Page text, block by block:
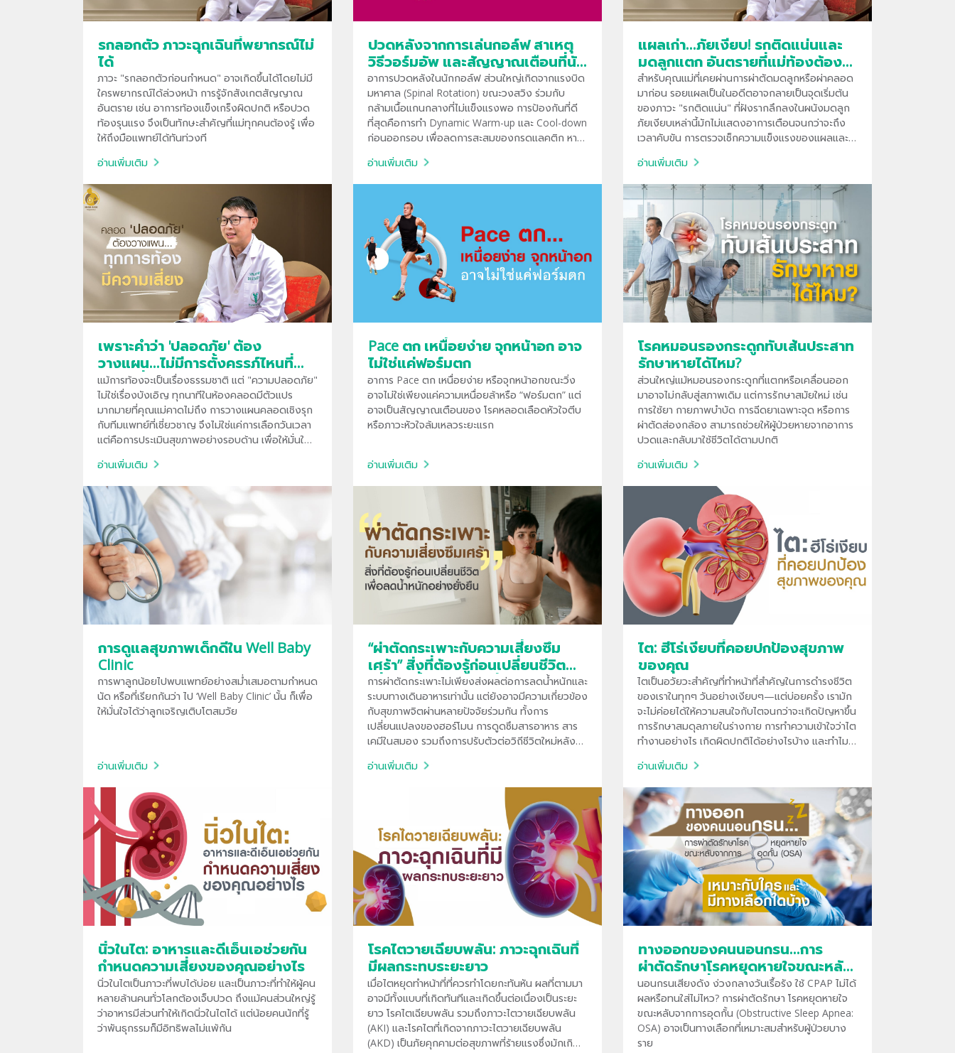
รกลอกตัว ภาวะฉุกเฉินที่พยากรณ์ไม่
ได้
ภาวะ "รกลอกตัวก่อนกำหนด" อาจเกิดขึ้นได้โดยไม่มี
ใครพยากรณ์ได้ล่วงหน้า การรู้จักสังเกตสัญญาณ
อันตราย เช่น อาการท้องแข็งเกร็งผิดปกติ หรือปวด
ท้องรุนแรง จึงเป็นทักษะสำคัญที่แม่ทุกคนต้องรู้ เพื่อ
ให้ถึงมือแพทย์ได้ทันท่วงที
อ่านเพิ่มเติม
ปวดหลังจากการเล่นกอล์ฟ สาเหตุ
วิธีวอร์มอัพ และสัญญาณเตือนที่นัก
กอล์ฟต้องระวัง
อาการปวดหลังในนักกอล์ฟ ส่วนใหญ่เกิดจากแรงบิด
มหาศาล (Spinal Rotation) ขณะวงสวิง ร่วมกับ
กล้ามเนื้อแกนกลางที่ไม่แข็งแรงพอ การป้องกันที่ดี
ที่สุดคือการทำ Dynamic Warm-up และ Cool-down
ก่อนออกรอบ เพื่อลดการสะสมของกรดแลคติก หาก
อาจเป็นสัญญาณของหมอนรองกระดูกทับเส้น
ประสาท
อ่านเพิ่มเติม
แผลเก่า...ภัยเงียบ! รกติดแน่นและ
มดลูกแตก อันตรายที่แม่ท้องต้อง
ระวัง
สำหรับคุณแม่ที่เคยผ่านการผ่าตัดมดลูกหรือผ่าคลอด
มาก่อน รอยแผลเป็นในอดีตอาจกลายเป็นจุดเริ่มต้น
ของภาวะ "รกติดแน่น" ที่ฝังรากลึกลงในผนังมดลูก
ภัยเงียบเหล่านี้มักไม่แสดงอาการเตือนจนกว่าจะถึง
เวลาคับขัน การตรวจเช็กความแข็งแรงของแผลและ
เป็นกุญแจสำคัญที่ช่วยลดความเสี่ยงจากการตก
เลือดรุนแรง
อ่านเพิ่มเติม
เพราะคำว่า 'ปลอดภัย' ต้อง
วางแผน...ไม่มีการตั้งครรภ์ไหนที่
ความเสี่ยงเป็นศูนย์
แม้การท้องจะเป็นเรื่องธรรมชาติ แต่ "ความปลอดภัย"
ไม่ใช่เรื่องบังเอิญ ทุกนาทีในห้องคลอดมีตัวแปร
มากมายที่คุณแม่คาดไม่ถึง การวางแผนคลอดเชิงรุก
กับทีมแพทย์ที่เชี่ยวชาญ จึงไม่ใช่แค่การเลือกวันเวลา
แต่คือการประเมินสุขภาพอย่างรอบด้าน เพื่อให้มั่นใจ
ปลอดภัยที่สุด
อ่านเพิ่มเติม
Pace ตก เหนื่อยง่าย จุกหน้าอก อาจ
ไม่ใช่แค่ฟอร์มตก
อาการ Pace ตก เหนื่อยง่าย หรือจุกหน้าอกขณะวิ่ง
อาจไม่ใช่เพียงแค่ความเหนื่อยล้าหรือ “ฟอร์มตก” แต่
อาจเป็นสัญญาณเตือนของ โรคหลอดเลือดหัวใจตีบ
หรือภาวะหัวใจล้มเหลวระยะแรก
อ่านเพิ่มเติม
โรคหมอนรองกระดูกทับเส้นประสาท
รักษาหายได้ไหม?
ส่วนใหญ่แม้หมอนรองกระดูกที่แตกหรือเคลื่อนออก
มาอาจไม่กลับสู่สภาพเดิม แต่การรักษาสมัยใหม่ เช่น
การใช้ยา กายภาพบำบัด การฉีดยาเฉพาะจุด หรือการ
ผ่าตัดส่องกล้อง สามารถช่วยให้ผู้ป่วยหายจากอาการ
ปวดและกลับมาใช้ชีวิตได้ตามปกติ
อ่านเพิ่มเติม
การดูแลสุขภาพเด็กดีใน Well Baby
Clinic
การพาลูกน้อยไปพบแพทย์อย่างสม่ำเสมอตามกำหนด
นัด หรือที่เรียกกันว่า ไป ‘Well Baby Clinic’ นั้น ก็เพื่อ
ให้มั่นใจได้ว่าลูกเจริญเติบโตสมวัย
อ่านเพิ่มเติม
“ผ่าตัดกระเพาะกับความเสี่ยงซึม
เศร้า” สิ่งที่ต้องรู้ก่อนเปลี่ยนชีวิต
เพื่อลดน้ำหนักอย่างยั่งยืน
การผ่าตัดกระเพาะไม่เพียงส่งผลต่อการลดน้ำหนักและ
ระบบทางเดินอาหารเท่านั้น แต่ยังอาจมีความเกี่ยวข้อง
กับสุขภาพจิตผ่านหลายปัจจัยร่วมกัน ทั้งการ
เปลี่ยนแปลงของฮอร์โมน การดูดซึมสารอาหาร สาร
เคมีในสมอง รวมถึงการปรับตัวต่อวิถีชีวิตใหม่หลัง
อ่านเพิ่มเติม
ไต: ฮีโร่เงียบที่คอยปกป้องสุขภาพ
ของคุณ
ไตเป็นอวัยวะสำคัญที่ทำหน้าที่สำคัญในการดำรงชีวิต
ของเราในทุกๆ วันอย่างเงียบๆ—แต่บ่อยครั้ง เรามัก
จะไม่ค่อยได้ให้ความสนใจกับไตจนกว่าจะเกิดปัญหาขึ้น
การรักษาสมดุลภายในร่างกาย การทำความเข้าใจว่าไต
ทำงานอย่างไร เกิดผิดปกติได้อย่างไรบ้าง และทำไม
สำคัญต่อการรักษาสุขภาพในระยะยาว
อ่านเพิ่มเติม
นิ่วในไต: อาหารและดีเอ็นเอช่วยกัน
กำหนดความเสี่ยงของคุณอย่างไร
นิ่วในไตเป็นภาวะที่พบได้บ่อย และเป็นภาวะที่ทำให้ผู้คน
หลายล้านคนทั่วโลกต้องเจ็บปวด ถึงแม้คนส่วนใหญ่รู้
ว่าอาหารมีส่วนทำให้เกิดนิ่วในไตได้ แต่น้อยคนนักที่รู้
ว่าพันธุกรรมก็มีอิทธิพลไม่แพ้กัน
โรคไตวายเฉียบพลัน: ภาวะฉุกเฉินที่
มีผลกระทบระยะยาว
เมื่อไตหยุดทำหน้าที่ที่ควรทำโดยกะทันหัน ผลที่ตามมา
อาจมีทั้งแบบที่เกิดทันทีและเกิดขึ้นต่อเนื่องเป็นระยะ
ยาว โรคไตเฉียบพลัน รวมถึงภาวะไตวายเฉียบพลัน
(AKI) และโรคไตที่เกิดจากภาวะไตวายเฉียบพลัน
(AKD) เป็นภัยคุกคามต่อสุขภาพที่ร้ายแรงซึ่งมักเกิด
ทางออกของคนนอนกรน…การ
ผ่าตัดรักษาโรคหยุดหายใจขณะหลับ
จากการอุดกั้น (OSA) เหมาะกับใคร
และมีทางเลือกใดบ้าง
นอนกรนเสียงดัง ง่วงกลางวันเรื้อรัง ใช้ CPAP ไม่ได้
ผลหรือทนใส่ไม่ไหว? การผ่าตัดรักษา โรคหยุดหายใจ
ขณะหลับจากการอุดกั้น (Obstructive Sleep Apnea:
OSA) อาจเป็นทางเลือกที่เหมาะสมสำหรับผู้ป่วยบาง
ราย